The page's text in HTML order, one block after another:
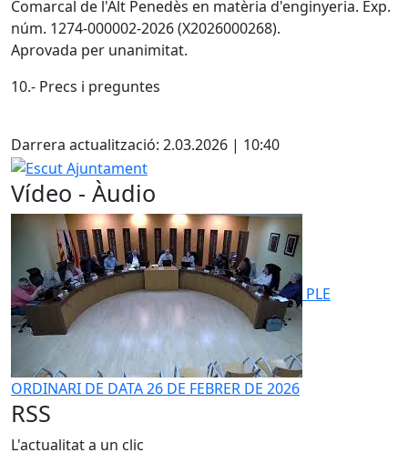
Comarcal de l'Alt Penedès en matèria d'enginyeria. Exp.
núm. 1274-000002-2026 (X2026000268).
Aprovada per unanimitat.
10.- Precs i preguntes
Darrera actualització: 2.03.2026 | 10:40
Escut Ajuntament
Vídeo - Àudio
PLE
ORDINARI DE DATA 26 DE FEBRER DE 2026
RSS
L'actualitat a un clic